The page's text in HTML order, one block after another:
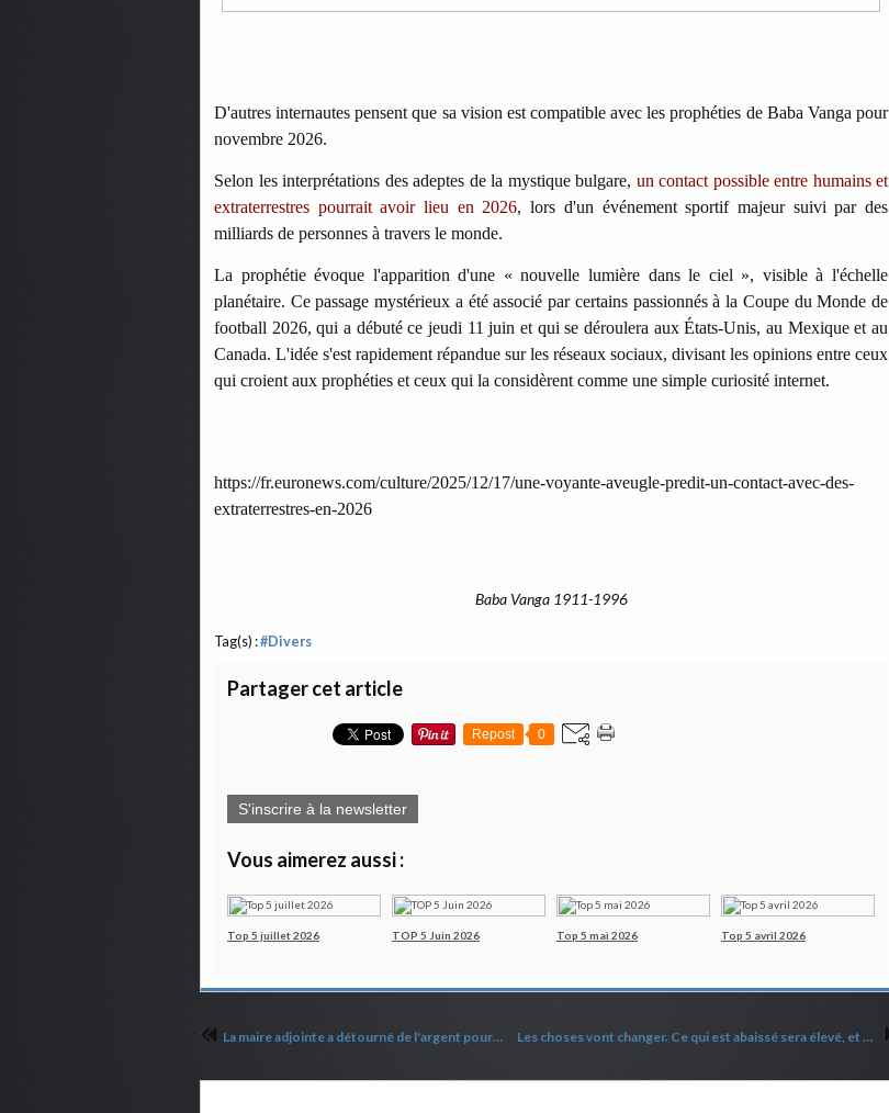
D'autres internautes pensent que sa vision est compatible avec les prophéties de Baba Vanga pour
novembre 2026.
Selon les interprétations des adeptes de la mystique bulgare, un contact possible entre humains et
extraterrestres pourrait avoir lieu en 2026, lors d'un événement sportif majeur suivi par des
milliards de personnes à travers le monde.
La prophétie évoque l'apparition d'une « nouvelle lumière dans le ciel », visible à l'échelle
planétaire. Ce passage mystérieux a été associé par certains passionnés à la Coupe du Monde de
football 2026, qui a débuté ce jeudi 11 juin et qui se déroulera aux États-Unis, au Mexique et au
Canada. L'idée s'est rapidement répandue sur les réseaux sociaux, divisant les opinions entre ceux
qui croient aux prophéties et ceux qui la considèrent comme une simple curiosité internet.
https://fr.euronews.com/culture/2025/12/17/une-voyante-aveugle-predit-un-contact-avec-des-
extraterrestres-en-2026
Baba Vanga 1911-1996
Tag(s) :#Divers
Partager cet article
Repost 0
S'inscrire à la newsletter
Vous aimerez aussi :
Top 5 juillet 2026 TOP 5 Juin 2026 Top 5 mai 2026 Top 5 avril 2026
La maire adjointe a détourné de l'argent pour envoûter son amant ! Les choses vont changer. Ce qui est abaissé sera élevé, et ce qui est élevé sera abaissé